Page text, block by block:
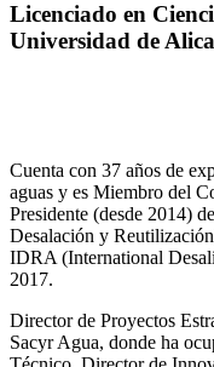
Licenciado en
Universidad de
Cuenta con 37 años de
aguas y es Miembro del
Presidente (desde 2014)
Desalación y
IDRA (International
2017.
Director de Proyectos
Sacyr Agua, donde ha